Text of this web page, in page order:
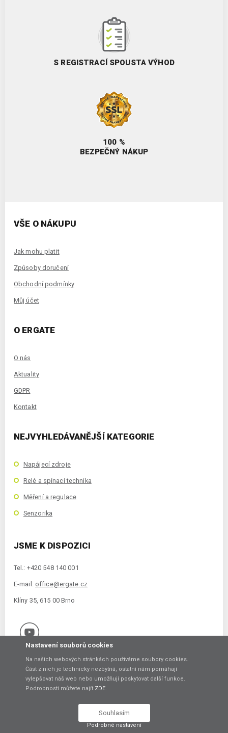
S REGISTRACÍ SPOUSTA VÝHOD
100 %
BEZPEČNÝ NÁKUP
VŠE O NÁKUPU
Jak mohu platit
Způsoby doručení
Obchodní podmínky
Můj účet
O ERGATE
O nás
Aktuality
GDPR
Kontakt
NEJVYHLEDÁVANĚJŠÍ KATEGORIE
Napájecí zdroje
Relé a spínací technika
Měření a regulace
Senzorika
JSME K DISPOZICI
Tel.: +420 548 140 001
E-mail: office@ergate.cz
Klíny 35, 615 00 Brno
Copyright © 2021 ERGATE Automation s.r.o., Klíny 35, 61500 Brno
Nastavení souborů cookies
Na našich webových stránkách používáme soubory cookies.
Část z nich je technicky nezbytná, ostatní nám pomáhají
vylepšovat náš web nebo umožňují poskytovat další funkce.
Podrobnosti můžete najít ZDE.
Souhlasím
Podrobné nastavení